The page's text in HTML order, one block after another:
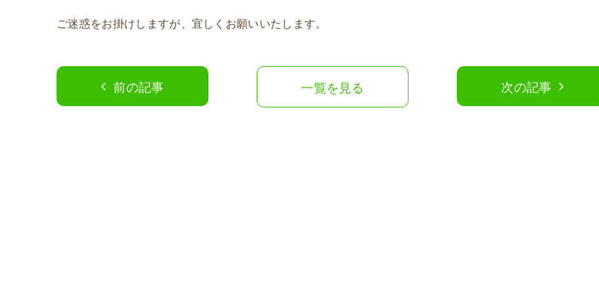
ご迷惑をお掛けしますが、宜しくお願いいたします。
前の記事 一覧を見る 次の記事